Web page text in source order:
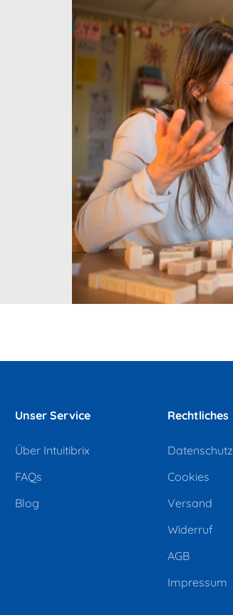
Unser Service
Über Intuitibrix
FAQs
Blog
Rechtliches
Datenschutz
Cookies
Versand
Widerruf
AGB
Impressum